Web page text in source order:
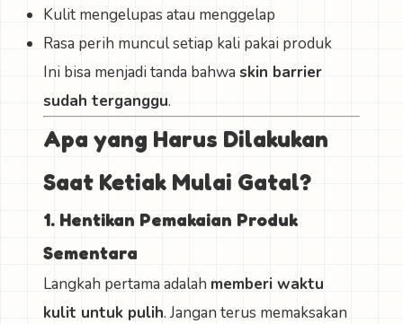
Kulit mengelupas atau menggelap
Rasa perih muncul setiap kali pakai produk
Ini bisa menjadi tanda bahwaskin barrier
sudah terganggu.
Apa yang Harus Dilakukan
Saat Ketiak Mulai Gatal?
1. Hentikan Pemakaian Produk
Sementara
Langkah pertama adalah memberi waktu
kulit untuk pulih. Jangan terus memaksakan